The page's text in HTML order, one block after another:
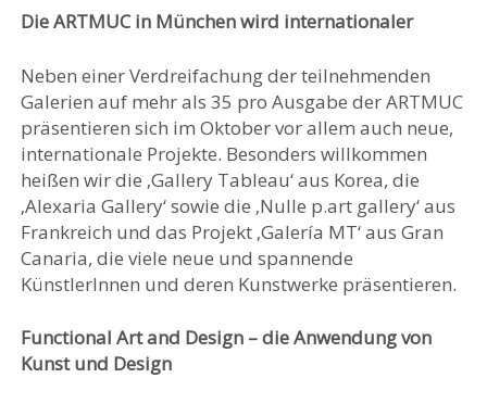
Die ARTMUC in München wird internationaler
Neben einer Verdreifachung der teilnehmenden
Galerien auf mehr als 35 pro Ausgabe der ARTMUC
präsentieren sich im Oktober vor allem auch neue,
internationale Projekte. Besonders willkommen
heißen wir die ‚Gallery Tableau‘ aus Korea, die
‚Alexaria Gallery‘ sowie die ‚Nulle p.art gallery‘ aus
Frankreich und das Projekt ‚Galería MT‘ aus Gran
Canaria, die viele neue und spannende
KünstlerInnen und deren Kunstwerke präsentieren.
Functional Art and Design – die Anwendung von
Kunst und Design